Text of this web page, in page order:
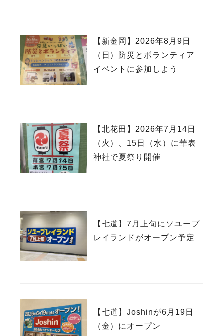
【新金岡】2026年8月9日
（日）防災とボランティア
イベントに参加しよう
【北花田】2026年7月14日
（火）、15日（水）に華表
神社で夏祭り開催
【七道】7月上旬にソユープ
レイランドがオープン予定
【七道】Joshinが6月19日
（金）にオープン